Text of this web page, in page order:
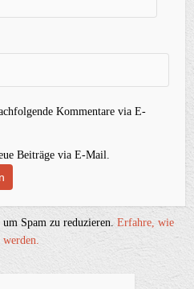
Kommentare via E-
Beiträge via E-Mail.
um Spam zu reduzieren.Erfahre, wie